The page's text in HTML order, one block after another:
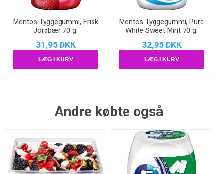
Mentos Tyggegummi, Frisk
Jordbær 70 g.
31,95 DKK
Mentos Tyggegummi, Pure
White Sweet Mint 70 g.
32,95 DKK
Andre købte også